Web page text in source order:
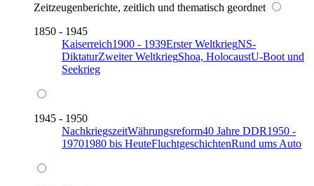
Zeitzeugenberichte, zeitlich und thematisch geordnet
1850 - 1945
Kaiserreich1900 - 1939Erster WeltkriegNS-
DiktaturZweiter WeltkriegShoa, HolocaustU-Boot und
Seekrieg
1945 - 1950
NachkriegszeitWährungsreform40 Jahre DDR1950 -
19701980 bis HeuteFluchtgeschichtenRund ums Auto